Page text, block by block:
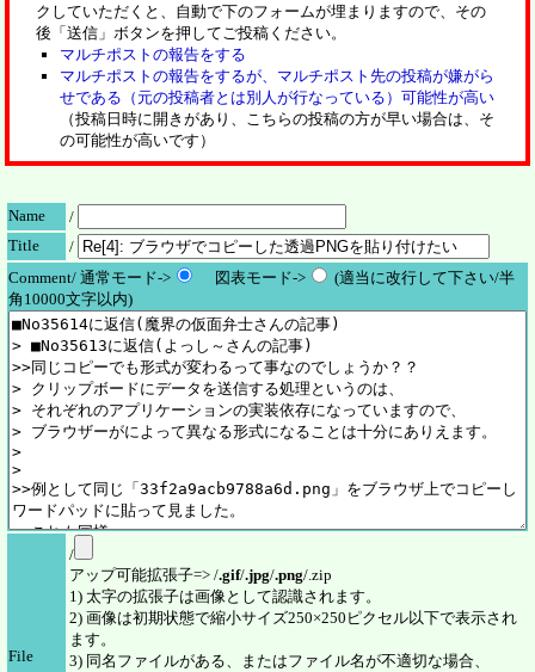
クしていただくと、自動で下のフォームが埋まりますので、その
後「送信」ボタンを押してご投稿ください。
マルチポストの報告をする
マルチポストの報告をするが、マルチポスト先の投稿が嫌がら
せである（元の投稿者とは別人が行なっている）可能性が高い
（投稿日時に開きがあり、こちらの投稿の方が早い場合は、そ
の可能性が高いです）
Name
/
Title
/
Comment/ 通常モード->
図表モード->
(適当に改行して下さい/半
角10000文字以内)
File
/
アップ可能拡張子=> /.gif/.jpg/.png/.zip
1) 太字の拡張子は画像として認識されます。
2) 画像は初期状態で縮小サイズ250×250ピクセル以下で表示され
ます。
3) 同名ファイルがある、またはファイル名が不適切な場合、